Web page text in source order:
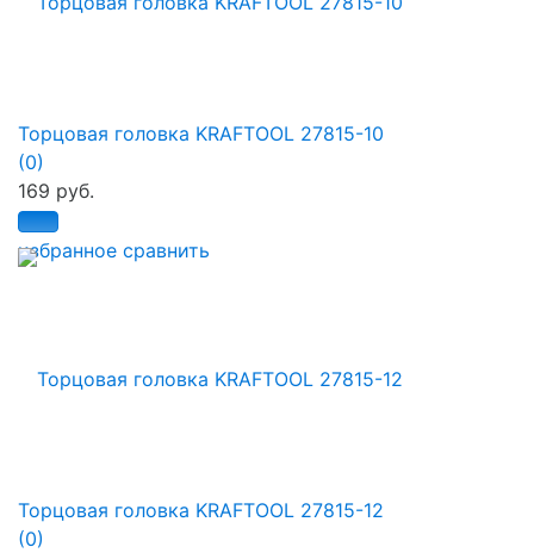
избранное сравнить
Торцовая головка KRAFTOOL 27815-10
(0)
169 руб.
Торцовая головка KRAFTOOL 27815-12
(0)